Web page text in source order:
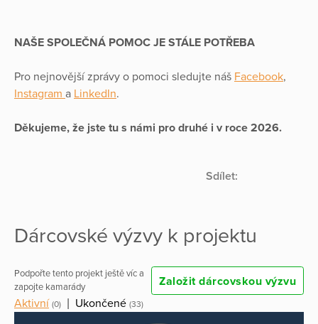
NAŠE SPOLEČNÁ POMOC JE STÁLE POTŘEBA
Pro nejnovější zprávy o pomoci sledujte náš Facebook,
Instagram a LinkedIn.
Děkujeme, že jste tu s námi pro druhé i v roce 2026.
Sdílet:
Dárcovské výzvy k projektu
Podpořte tento projekt ještě víc a
zapojte kamarády
Založit dárcovskou výzvu
Aktivní (0) | Ukončené (33)